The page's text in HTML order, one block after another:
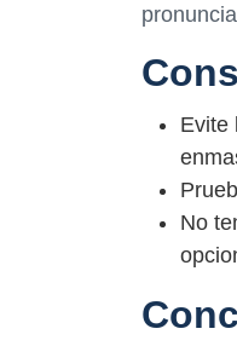
Evite
No